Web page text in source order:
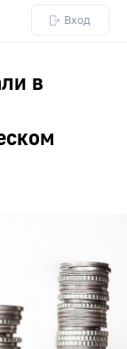
Вход
в